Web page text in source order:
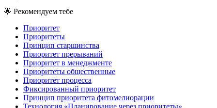
🌟 Рекомендуем тебе
Приоритет
Приоритеты
Принцип старшинства
Приоритет прерываний
Приоритет в менеджменте
Приоритеты общественные
Приоритет процесса
Фиксированный приоритет
Принцип приоритета фитомелиорации